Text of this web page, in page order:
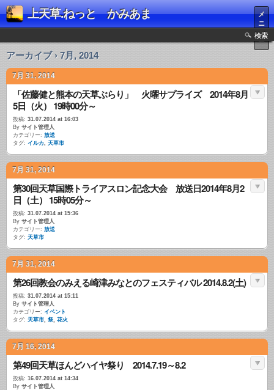
上天草.ねっと かみあま
メ
ニ
ュ
ー
検索
アーカイブ › 7月, 2014
7月 31, 2014
「佐藤健と熊本の天草ぶらり」 火曜サプライズ 2014年8月
5日（火） 19時00分～
投稿: 31.07.2014 at 16:03
By サイト管理人
カテゴリー: 放送
タグ: イルカ, 天草市
7月 31, 2014
第30回天草国際トライアスロン記念大会 放送日2014年8月2
日（土） 15時05分～
投稿: 31.07.2014 at 15:36
By サイト管理人
カテゴリー: 放送
タグ: 天草市
7月 31, 2014
第26回教会のみえる崎津みなとのフェスティバル 2014.8.2(土)
投稿: 31.07.2014 at 15:11
By サイト管理人
カテゴリー: イベント
タグ: 天草市, 祭, 花火
7月 16, 2014
第49回天草ほんどハイヤ祭り 2014.7.19～8.2
投稿: 16.07.2014 at 14:34
By サイト管理人